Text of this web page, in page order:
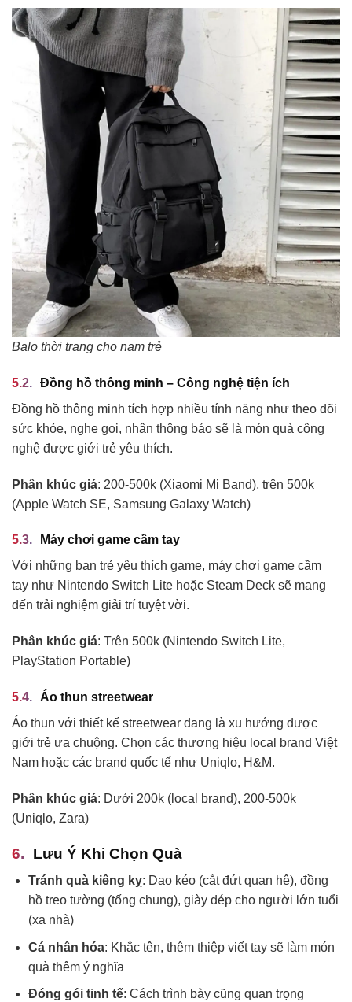
Balo thời trang cho nam trẻ
Đồng hồ thông minh – Công nghệ tiện ích
Đồng hồ thông minh tích hợp nhiều tính năng như theo dõi
sức khỏe, nghe gọi, nhận thông báo sẽ là món quà công
nghệ được giới trẻ yêu thích.
Phân khúc giá: 200-500k (Xiaomi Mi Band), trên 500k
(Apple Watch SE, Samsung Galaxy Watch)
Máy chơi game cầm tay
Với những bạn trẻ yêu thích game, máy chơi game cầm
tay như Nintendo Switch Lite hoặc Steam Deck sẽ mang
đến trải nghiệm giải trí tuyệt vời.
Phân khúc giá: Trên 500k (Nintendo Switch Lite,
PlayStation Portable)
Áo thun streetwear
Áo thun với thiết kế streetwear đang là xu hướng được
giới trẻ ưa chuộng. Chọn các thương hiệu local brand Việt
Nam hoặc các brand quốc tế như Uniqlo, H&M.
Phân khúc giá: Dưới 200k (local brand), 200-500k
(Uniqlo, Zara)
Lưu Ý Khi Chọn Quà
Tránh quà kiêng kỵ: Dao kéo (cắt đứt quan hệ), đồng
hồ treo tường (tống chung), giày dép cho người lớn tuổi
(xa nhà)
Cá nhân hóa: Khắc tên, thêm thiệp viết tay sẽ làm món
quà thêm ý nghĩa
Đóng gói tinh tế: Cách trình bày cũng quan trọng